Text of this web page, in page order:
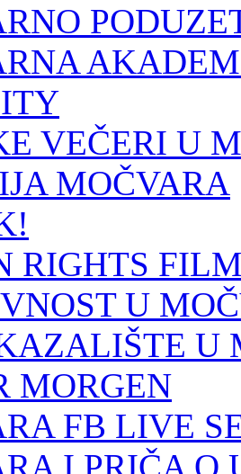
VEČERI U
MOČVARA
RIGHTS
U
U
MORGEN
FB LIVE
I PRIČA O